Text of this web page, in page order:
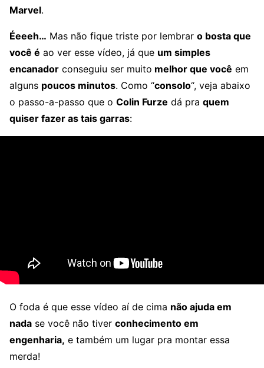
Marvel.
Éeeeh… Mas não fique triste por lembrar o bosta que
você é ao ver esse vídeo, já que um simples
encanador conseguiu ser muito melhor que você em
alguns poucos minutos. Como “consolo“, veja abaixo
o passo-a-passo que o Colin Furze dá pra quem
quiser fazer as tais garras:
O foda é que esse vídeo aí de cima não ajuda em
nada se você não tiver conhecimento em
engenharia, e também um lugar pra montar essa
merda!